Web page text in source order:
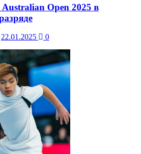
Open 2025 в
22.01.2025 0